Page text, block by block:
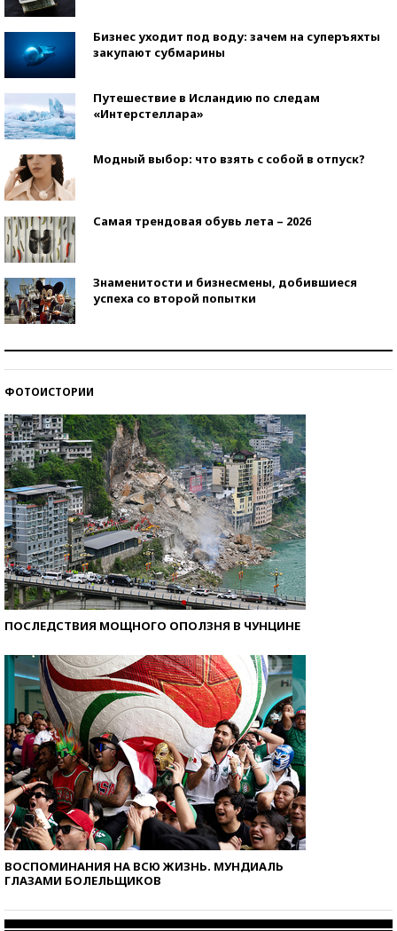
Бизнес уходит под воду: зачем на суперъяхты
закупают субмарины
Путешествие в Исландию по следам
«Интерстеллара»
Модный выбор: что взять с собой в отпуск?
Самая трендовая обувь лета – 2026
Знаменитости и бизнесмены, добившиеся
успеха со второй попытки
ФОТОИСТОРИИ
ПОСЛЕДСТВИЯ МОЩНОГО ОПОЛЗНЯ В ЧУНЦИНЕ
ВОСПОМИНАНИЯ НА ВСЮ ЖИЗНЬ. МУНДИАЛЬ
ГЛАЗАМИ БОЛЕЛЬЩИКОВ